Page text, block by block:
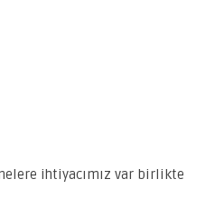
ihtiyacımız var birlikte